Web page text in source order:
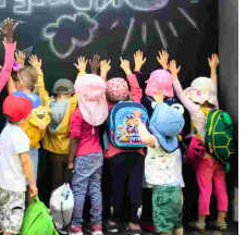
Methoden, mit
Team wachsen kann –
bleibt.
Zugang zum digitalen